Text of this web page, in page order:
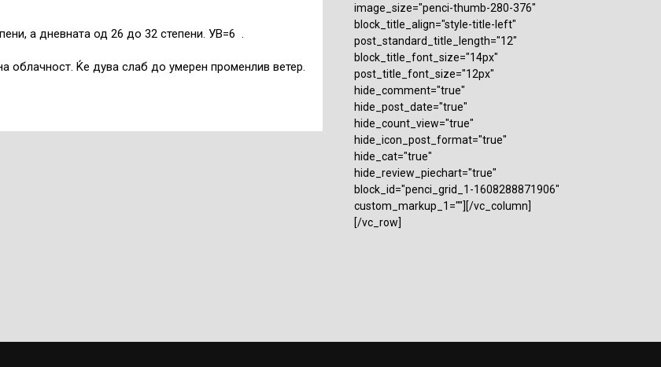
а дневната од 26 до 32 степени. УВ=6 .
облачност. Ќе дува слаб до умерен променлив ветер.
image_size="penci-thumb-280-376"
block_title_align="style-title-left"
post_standard_title_length="12"
block_title_font_size="14px"
post_title_font_size="12px"
hide_comment="true"
hide_post_date="true"
hide_count_view="true"
hide_icon_post_format="true"
hide_cat="true"
hide_review_piechart="true"
block_id="penci_grid_1-1608288871906"
custom_markup_1=""][/vc_column]
[/vc_row]